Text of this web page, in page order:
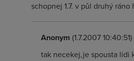
schopnej 1.7. v půl druhý
Anonym (1.7.2007 10:40:51)
tak necekej,je spousta lidi